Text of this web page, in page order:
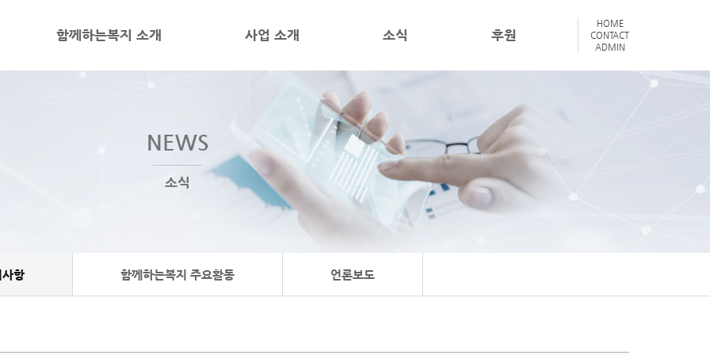
함께하는복지 소개 사업 소개 소식 후원
HOME
CONTACT
ADMIN
NEWS
소식
항 함께하는복지 주요활동 언론보도